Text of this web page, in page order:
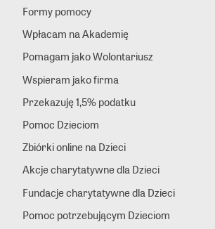
Formy pomocy
Wpłacam na Akademię
Pomagam jako Wolontariusz
Wspieram jako firma
Przekazuję 1,5% podatku
Pomoc Dzieciom
Zbiórki online na Dzieci
Akcje charytatywne dla Dzieci
Fundacje charytatywne dla Dzieci
Pomoc potrzebującym Dzieciom